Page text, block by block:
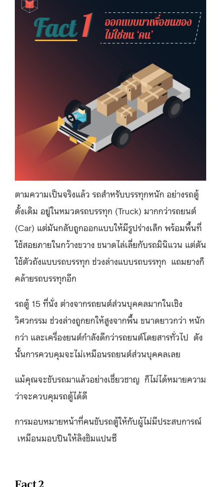
ตามความเป็นจริงแล้ว รถสำหรับบรรทุกหนัก อย่างรถตู้
ดั้งเดิม อยู่ในหมวดรถบรรทุก (Truck) มากกว่ารถยนต์
(Car) แต่มันกลับถูกออกแบบให้มีรูปร่างเล็ก พร้อมพื้นที่
ใช้สอยภายในกว้างขวาง ขนาดไล่เลี่ยกับรถมินิแวน แต่ดัน
ใช้ตัวถังแบบรถบรรทุก ช่วงล่างแบบรถบรรทุก แถมยางก็
คล้ายรถบรรทุกอีก
รถตู้ 15 ที่นั่ง ต่างจากรถยนต์ส่วนบุคคลมากในเชิง
วิศวกรรม ช่วงล่างถูกยกให้สูงจากพื้น ขนาดยาวกว่า หนัก
กว่า และเครื่องยนต์กำลังดีกว่ารถยนต์โดยสารทั่วไป ดัง
นั้นการควบคุมจะไม่เหมือนรถยนต์ส่วนบุคคลเลย
แม้คุณจะขับรถมาแล้วอย่างเชี่ยวชาญ ก็ไม่ได้หมายความ
ว่าจะควบคุมรถตู้ได้ดี
การมอบหมายหน้าที่คนขับรถตู้ให้กับผู้ไม่มีประสบการณ์
เหมือนมอบปืนให้ลิงชิมแปนซี